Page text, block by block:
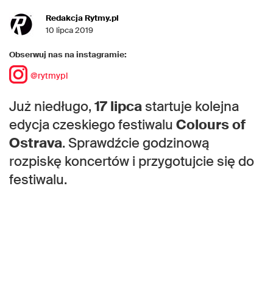
Redakcja Rytmy.pl
10 lipca 2019
Obserwuj nas na instagramie:
@rytmypl
Już niedługo, 17 lipcastartuje kolejna
edycja czeskiego festiwalu Colours of
Ostrava. Sprawdźcie godzinową
rozpiskę koncertów i przygotujcie się do
festiwalu.